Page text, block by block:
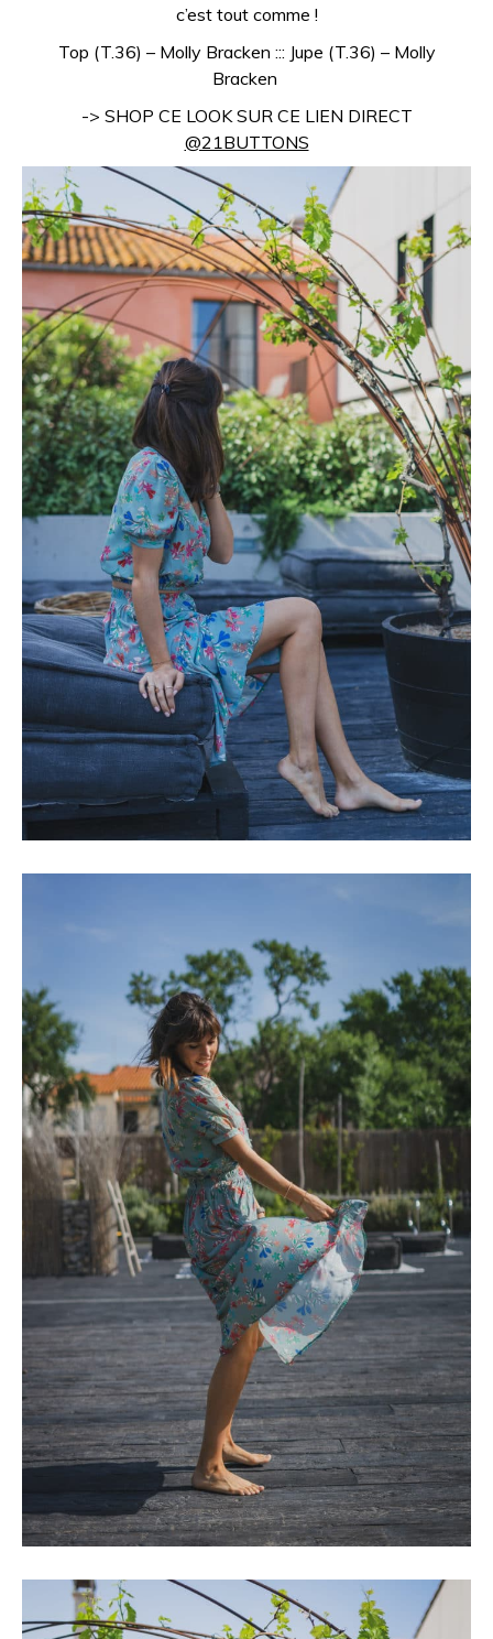
c’est tout comme !
Top (T.36) – Molly Bracken ::: Jupe (T.36) – Molly
Bracken
-> SHOP CE LOOK SUR CE LIEN DIRECT
@21BUTTONS